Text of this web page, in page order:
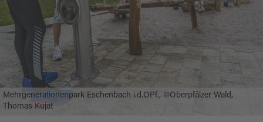
Mehrgenerationenpark Eschenbach i.d.OPf., ©Oberpfälzer Wald,
Thomas Kujat